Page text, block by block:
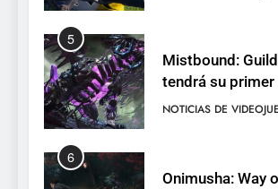
5
Mistbound:
tendrá su primer
para PC y
NOTICIAS DE
6
Onimusha: Way